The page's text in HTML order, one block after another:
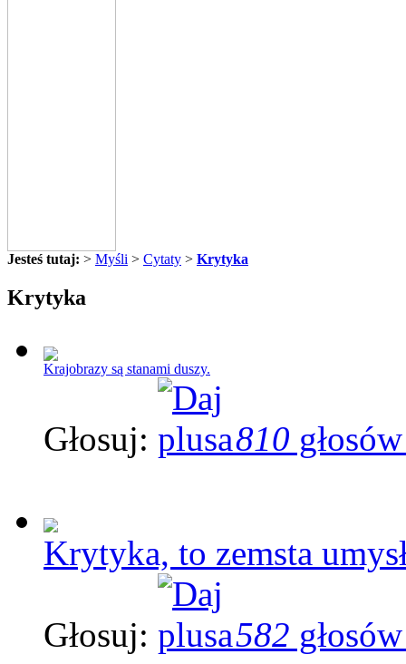
Jesteś tutaj: > Myśli > Cytaty > Krytyka
Krytyka
Krajobrazy są stanami duszy.
Głosuj: 810
Krytyka, to zemsta
Głosuj: 582